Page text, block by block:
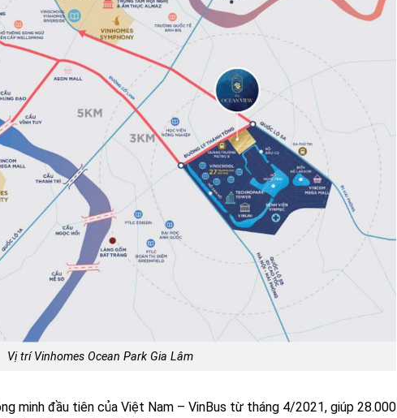
Vị trí Vinhomes Ocean Park Gia Lâm
minh đầu tiên của Việt Nam – VinBus từ tháng 4/2021, giúp 28.000